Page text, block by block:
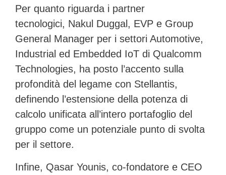
Per quanto riguarda i partner
tecnologici, Nakul Duggal , EVP e Group
General Manager per i settori Automotive,
Industrial ed Embedded IoT di Qualcomm
Technologies, ha posto l’accento sulla
profondità del legame con Stellantis,
definendo l’estensione della potenza di
calcolo unificata all’intero portafoglio del
gruppo come un potenziale punto di svolta
per il settore.
Infine, Qasar Younis, co-fondatore e CEO